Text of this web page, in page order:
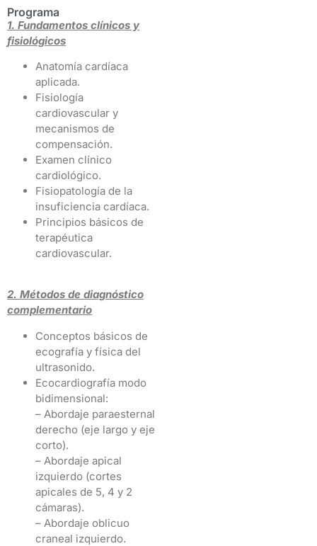
Programa
1. Fundamentos clínicos y
fisiológicos
Anatomía cardíaca
aplicada.
Fisiología
cardiovascular y
mecanismos de
compensación.
Examen clínico
cardiológico.
Fisiopatología de la
insuficiencia cardíaca.
Principios básicos de
terapéutica
cardiovascular.
2. Métodos de diagnóstico
complementario
Conceptos básicos de
ecografía y física del
ultrasonido.
Ecocardiografía modo
bidimensional:
– Abordaje paraesternal
derecho (eje largo y eje
corto).
– Abordaje apical
izquierdo (cortes
apicales de 5, 4 y 2
cámaras).
– Abordaje oblicuo
craneal izquierdo.